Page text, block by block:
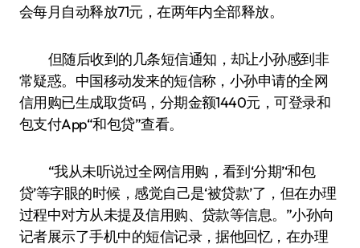
会每月自动释放71元，在两年内全部释放。
但随后收到的几条短信通知，却让小孙感到非
常疑惑。中国移动发来的短信称，小孙申请的全网
信用购已生成取货码，分期金额1440元，可登录和
包支付App“和包贷”查看。
“我从未听说过全网信用购，看到‘分期’‘和包
贷’等字眼的时候，感觉自己是‘被贷款’了，但在办理
过程中对方从未提及信用购、贷款等信息。”小孙向
记者展示了手机中的短信记录，据他回忆，在办理